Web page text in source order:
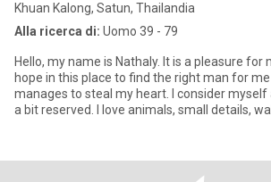
Khuan Kalong, Satun, Thailandia
Alla ricerca di: Uomo 39 - 79
Hello, my name is Nathaly. It is a pleasure for
hope in this place to find the right man for
manages to steal my heart. I consider myself
a bit reserved. I love animals, small details,